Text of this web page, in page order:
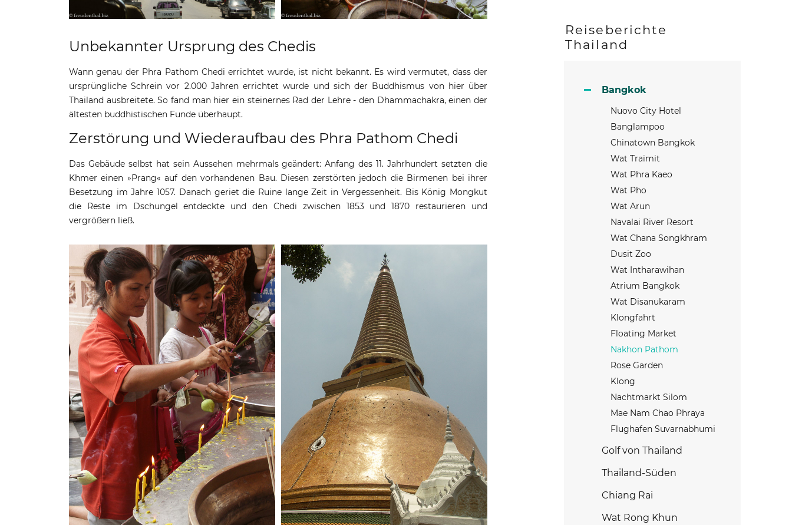
Unbekannter Ursprung des Chedis
Wann genau der Phra Pathom Chedi errichtet wurde, ist nicht bekannt. Es wird vermutet, dass der
ursprüngliche Schrein vor 2.000 Jahren errichtet wurde und sich der Buddhismus von hier über
Thailand ausbreitete. So fand man hier ein steinernes Rad der Lehre - den Dhammachakra, einen der
ältesten buddhistischen Funde überhaupt.
Zerstörung und Wiederaufbau des Phra Pathom Chedi
Das Gebäude selbst hat sein Aussehen mehrmals geändert: Anfang des 11. Jahrhundert setzten die
Khmer einen »Prang« auf den vorhandenen Bau. Diesen zerstörten jedoch die Birmenen bei ihrer
Besetzung im Jahre 1057. Danach geriet die Ruine lange Zeit in Vergessenheit. Bis König Mongkut
die Reste im Dschungel entdeckte und den Chedi zwischen 1853 und 1870 restaurieren und
vergrößern ließ.
Reiseberichte
Thailand
Bangkok
Nuovo City Hotel
Banglampoo
Chinatown Bangkok
Wat Traimit
Wat Phra Kaeo
Wat Pho
Wat Arun
Navalai River Resort
Wat Chana Songkhram
Dusit Zoo
Wat Intharawihan
Atrium Bangkok
Wat Disanukaram
Klongfahrt
Floating Market
Nakhon Pathom
Rose Garden
Klong
Nachtmarkt Silom
Mae Nam Chao Phraya
Flughafen Suvarnabhumi
Golf von Thailand
Thailand-Süden
Chiang Rai
Wat Rong Khun